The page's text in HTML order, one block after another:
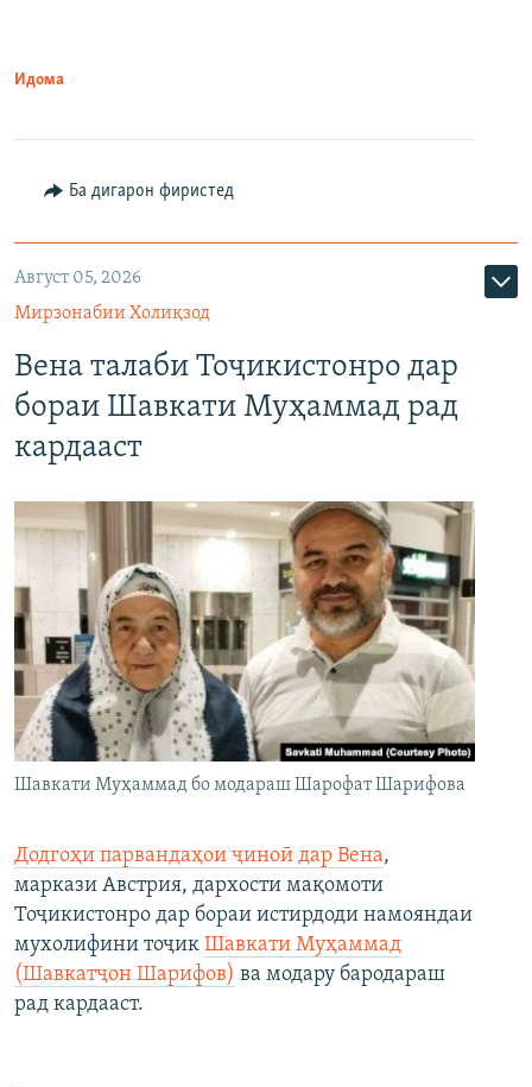
Идома
Ба дигарон фиристед
Август 05, 2026
Мирзонабии Холиқзод
Вена талаби Тоҷикистонро дар
бораи Шавкати Муҳаммад рад
кардааст
Шавкати Муҳаммад бо модараш Шарофат Шарифова
Додгоҳи парвандаҳои ҷиноӣ дар Вена,
маркази Австрия, дархости мақомоти
Тоҷикистонро дар бораи истирдоди намояндаи
мухолифини тоҷик Шавкати Муҳаммад
(Шавкатҷон Шарифов) ва модару бародараш
рад кардааст.